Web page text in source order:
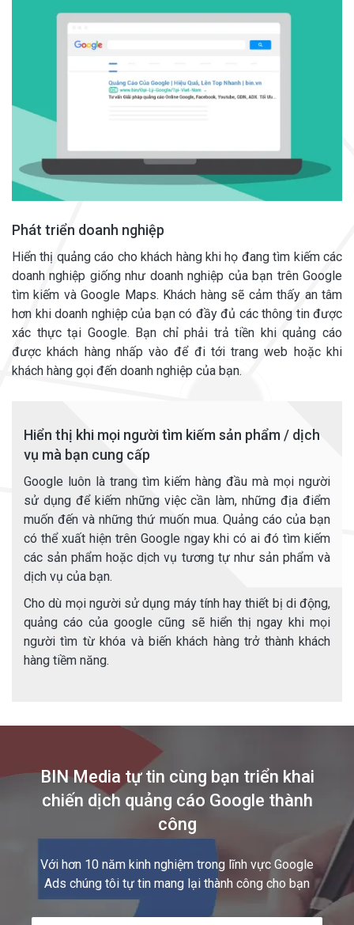
Phát triển doanh nghiệp
Hiển thị quảng cáo cho khách hàng khi họ đang tìm kiếm các
doanh nghiệp giống như doanh nghiệp của bạn trên Google
tìm kiếm và Google Maps. Khách hàng sẽ cảm thấy an tâm
hơn khi doanh nghiệp của bạn có đầy đủ các thông tin được
xác thực tại Google. Bạn chỉ phải trả tiền khi quảng cáo
được khách hàng nhấp vào để đi tới trang web hoặc khi
khách hàng gọi đến doanh nghiệp của bạn.
Hiển thị khi mọi người tìm kiếm sản phẩm / dịch
vụ mà bạn cung cấp
Google luôn là trang tìm kiếm hàng đầu mà mọi người
sử dụng để kiếm những việc cần làm, những địa điểm
muốn đến và những thứ muốn mua. Quảng cáo của bạn
có thể xuất hiện trên Google ngay khi có ai đó tìm kiếm
các sản phẩm hoặc dịch vụ tương tự như sản phẩm và
dịch vụ của bạn.
Cho dù mọi người sử dụng máy tính hay thiết bị di động,
quảng cáo của google cũng sẽ hiển thị ngay khi mọi
người tìm từ khóa và biến khách hàng trở thành khách
hàng tiềm năng.
BIN Media tự tin cùng bạn triển khai
chiến dịch quảng cáo Google thành
công
Với hơn 10 năm kinh nghiệm trong lĩnh vực Google
Ads chúng tôi tự tin mang lại thành công cho bạn